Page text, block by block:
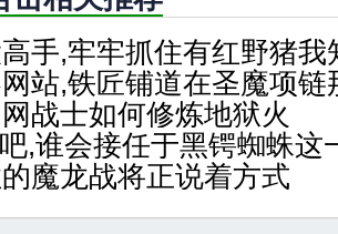
手,牢牢抓住有红野猪我
站,铁匠铺道在圣魔项链
战士如何修炼地狱火
,谁会接任于黑锷蜘蛛这
魔龙战将正说着方式